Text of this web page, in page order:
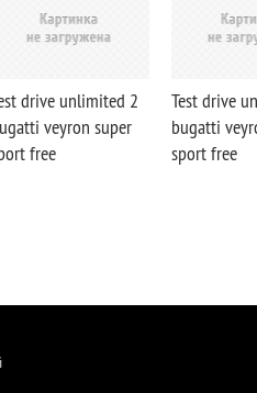
drive unlimited 2
veyron super
free
Test drive
bugatti
sport free